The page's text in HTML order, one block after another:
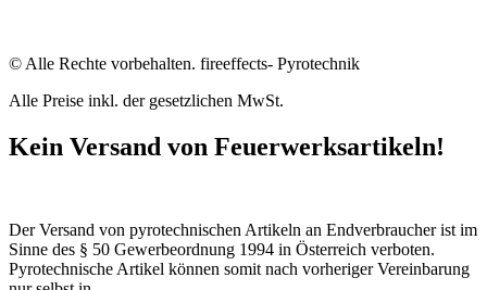
© Alle Rechte vorbehalten. fireeffects- Pyrotechnik
Alle Preise inkl. der gesetzlichen MwSt.
Kein Versand von Feuerwerksartikeln!
Der Versand von pyrotechnischen Artikeln an Endverbraucher ist im
Sinne des § 50 Gewerbeordnung 1994 in Österreich verboten.
Pyrotechnische Artikel können somit nach vorheriger Vereinbarung